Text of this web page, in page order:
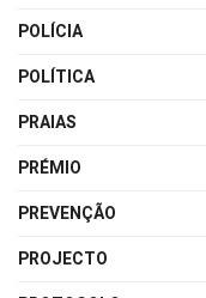
POLÍCIA
POLÍTICA
PRAIAS
PRÉMIO
PREVENÇÃO
PROJECTO